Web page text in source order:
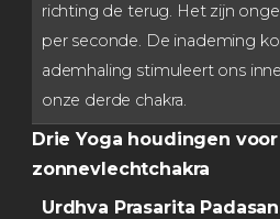
richting de terug. Het zijn
per seconde. De inademing
ademhaling stimuleert ons
onze derde chakra.
Drie Yoga houdingen
zonnevlechtchakra
Urdhva Prasarita